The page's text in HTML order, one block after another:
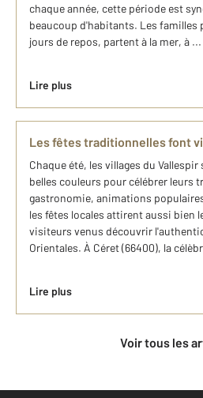
chaque année, cette période est
beaucoup d'habitants. Les familles
jours de repos, partent à la mer, à ...
Lire plus
Les fêtes traditionnelles font
Chaque été, les villages du
belles couleurs pour célébrer leurs
gastronomie, animations
les fêtes locales attirent aussi bien
visiteurs venus découvrir
Orientales. À Céret (66400), la
Lire plus
Voir tous les